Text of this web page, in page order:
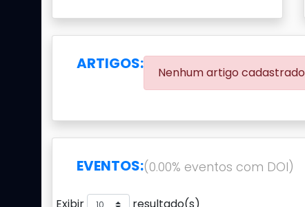
ARTIGOS: Nenhum artigo cadastrado
EVENTOS:(0.00% eventos com DOI)
Exibir resultado(s)